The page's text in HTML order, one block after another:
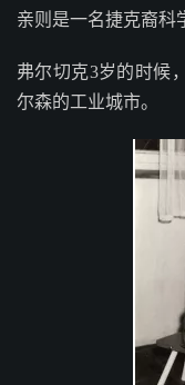
亲则是一名捷克裔科
弗尔切克3岁的时候
尔森的工业城市。